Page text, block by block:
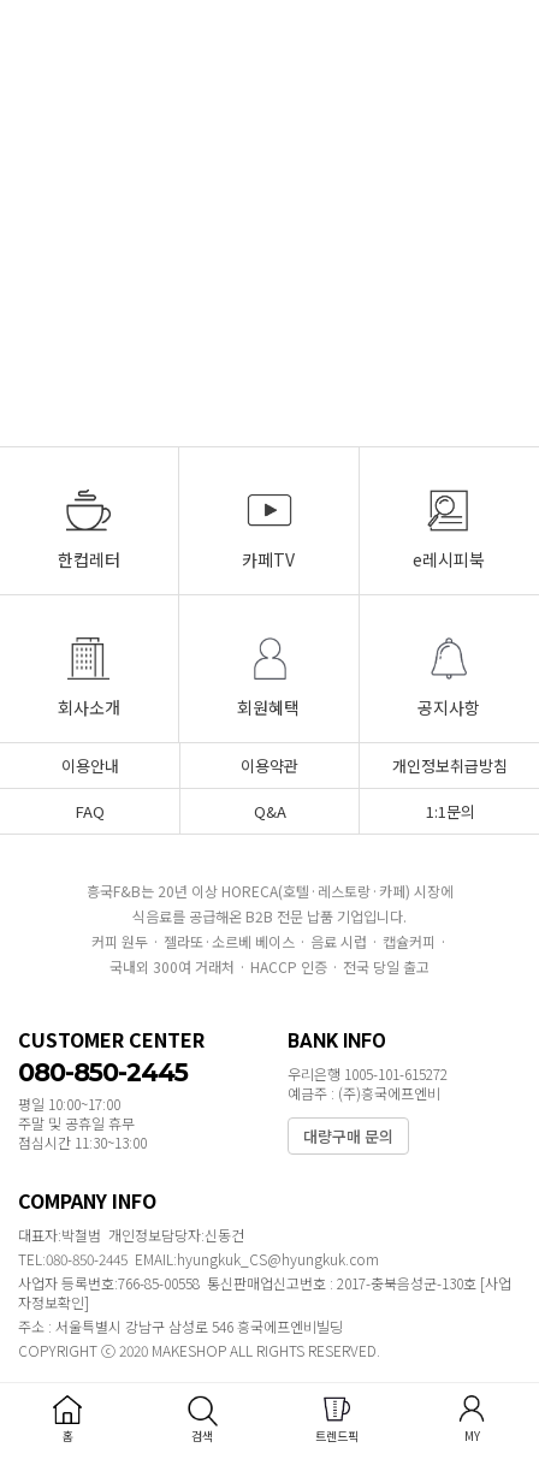
한컵레터 카페TV e레시피북
회사소개 회원혜택 공지사항
이용안내 이용약관
개인정보취급방침
FAQ
Q&A 1:1문의
흥국F&B는 20년 이상 HORECA(호텔·레스토랑·카페) 시장에
식음료를 공급해온 B2B 전문 납품 기업입니다.
커피 원두 · 젤라또·소르베 베이스 · 음료 시럽 · 캡슐커피 ·
국내외 300여 거래처 · HACCP 인증 · 전국 당일 출고
CUSTOMER CENTER
080-850-2445
평일 10:00~17:00
주말 및 공휴일 휴무
점심시간 11:30~13:00
BANK INFO
우리은행 1005-101-615272
예금주 : (주)흥국에프엔비
대량구매 문의
COMPANY INFO
대표자:박철범 개인정보담당자:신동건
TEL:080-850-2445 EMAIL:hyungkuk_CS@hyungkuk.com
사업자 등록번호:766-85-00558 통신판매업신고번호 : 2017-충북음성군-130호 [사업
자정보확인]
주소 : 서울특별시 강남구 삼성로 546 흥국에프엔비빌딩
COPYRIGHT ⓒ 2020 MAKESHOP ALL RIGHTS RESERVED.
홈 검색 트렌드픽 MY